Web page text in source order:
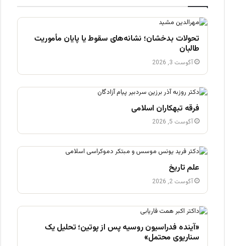
تحولات بدخشان؛ نشانه‌های سقوط یا پایان مأموریت
طالبان
آگوست 3, 2026
فرقه تبهکاران اسلامی
آگوست 5, 2026
علم تاریخ
آگوست 2, 2026
«آینده فدراسیون روسیه پس از پوتین؛ تحلیل یک
سناریوی محتمل»